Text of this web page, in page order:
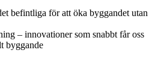
befintliga för att öka byggandet utan
– innovationer som snabbt får oss
byggande